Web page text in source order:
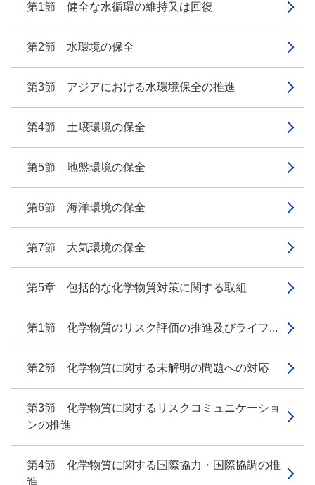
第1節 健全な水循環の維持又は回復
第2節 水環境の保全
第3節 アジアにおける水環境保全の推進
第4節 土壌環境の保全
第5節 地盤環境の保全
第6節 海洋環境の保全
第7節 大気環境の保全
第5章 包括的な化学物質対策に関する取組
第1節 化学物質のリスク評価の推進及びライフ...
第2節 化学物質に関する未解明の問題への対応
第3節 化学物質に関するリスクコミュニケーショ
ンの推進
第4節 化学物質に関する国際協力・国際協調の推
進